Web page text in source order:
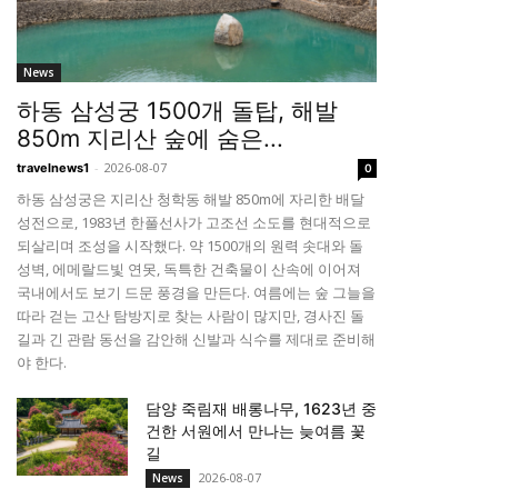
News
하동 삼성궁 1500개 돌탑, 해발
850m 지리산 숲에 숨은...
travelnews1 - 2026-08-07 0
하동 삼성궁은 지리산 청학동 해발 850m에 자리한 배달
성전으로, 1983년 한풀선사가 고조선 소도를 현대적으로
되살리며 조성을 시작했다. 약 1500개의 원력 솟대와 돌
성벽, 에메랄드빛 연못, 독특한 건축물이 산속에 이어져
국내에서도 보기 드문 풍경을 만든다. 여름에는 숲 그늘을
따라 걷는 고산 탐방지로 찾는 사람이 많지만, 경사진 돌
길과 긴 관람 동선을 감안해 신발과 식수를 제대로 준비해
야 한다.
담양 죽림재 배롱나무, 1623년 중
건한 서원에서 만나는 늦여름 꽃
길
News 2026-08-07